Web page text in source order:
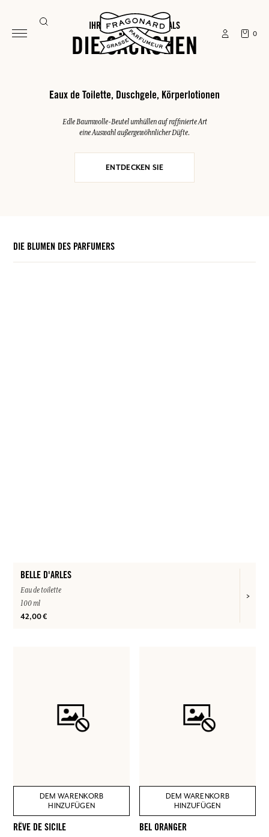
0
IHRE SOMMER-ESSENTIALS
DIE SÄCKCHEN
Eaux de Toilette, Duschgele, Körperlotionen
Edle Baumwolle-Beutel umhüllen auf raffinierte Art
eine Auswahl außergewöhnlicher Düfte.
ENTDECKEN SIE
DIE BLUMEN DES PARFUMERS
BELLE D'ARLES
Eau de toilette
100 ml
42,00 €
DEM WARENKORB
HINZUFÜGEN
RÊVE DE SICILE
DEM WARENKORB
HINZUFÜGEN
BEL ORANGER